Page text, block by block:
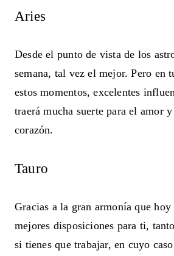
Aries
Desde el punto de vista de los
semana, tal vez el mejor. Pero en
estos momentos, excelentes
traerá mucha suerte para el amor
corazón.
Tauro
Gracias a la gran armonía que
mejores disposiciones para ti,
si tienes que trabajar, en cuyo